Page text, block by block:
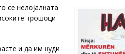
се нелојалната
трошоци
и да им нуди